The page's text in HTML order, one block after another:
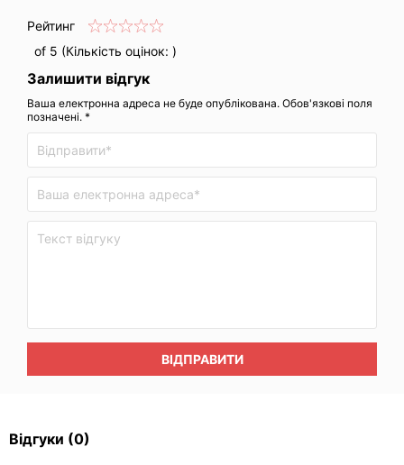
Рейтинг
of 5 (Кількість оцінок: )
Залишити відгук
Ваша електронна адреса не буде опублікована. Обов'язкові поля
позначені. *
ВІДПРАВИТИ
Відгуки (0)